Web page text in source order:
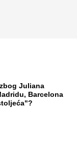
Juliana
Barcelona